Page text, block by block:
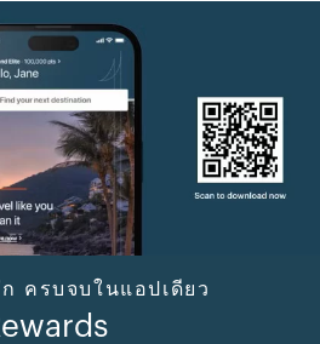
ครบจบในแอปเดียว